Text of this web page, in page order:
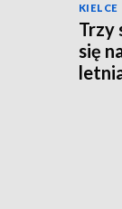
KIELCE
Trzy
się